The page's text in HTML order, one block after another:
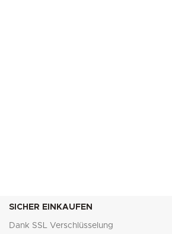
SICHER EINKAUFEN
Dank SSL Verschlüsselung